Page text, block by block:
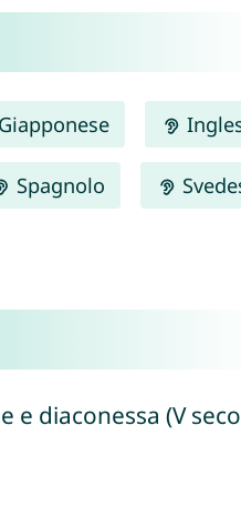
Giapponese
Spagnolo
e diaconessa (V